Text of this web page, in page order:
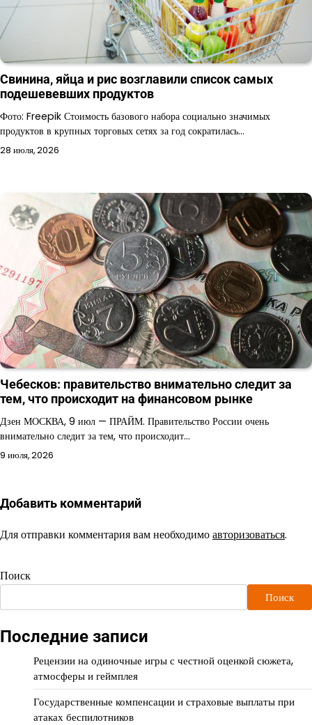
Свинина, яйца и рис возглавили список самых
подешевевших продуктов
Фото: Freepik Стоимость базового набора социально значимых
продуктов в крупных торговых сетях за год сократилась…
28 июля, 2026
Чебесков: правительство внимательно следит за
тем, что происходит на финансовом рынке
Дзен МОСКВА, 9 июл — ПРАЙМ. Правительство России очень
внимательно следит за тем, что происходит…
9 июля, 2026
Добавить комментарий
Для отправки комментария вам необходимоавторизоваться.
Поиск
Поиск
Последние записи
Рецензии на одиночные игры с честной оценкой сюжета,
атмосферы и геймплея
Государственные компенсации и страховые выплаты при
атаках беспилотников